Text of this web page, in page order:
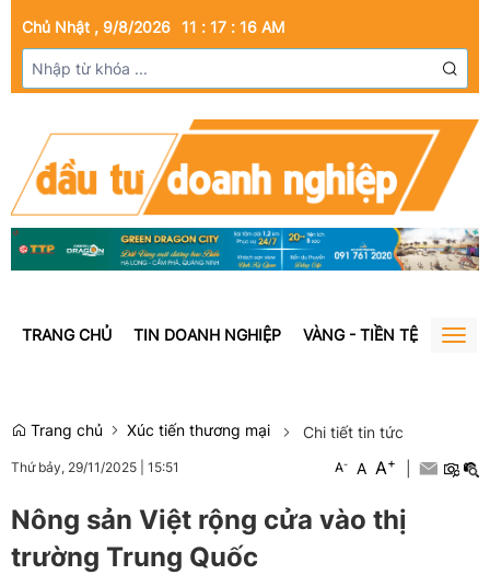
Chủ Nhật , 9/8/2026 11 : 17 : 17AM
TRANG CHỦ TIN DOANH NGHIỆP VÀNG - TIỀN TỆ BẤT
Trang chủ Xúc tiến thương mại Chi tiết tin tức
Thứ bảy, 29/11/2025 15:51 A- A A+
Nông sản Việt rộng cửa vào thị
trường Trung Quốc